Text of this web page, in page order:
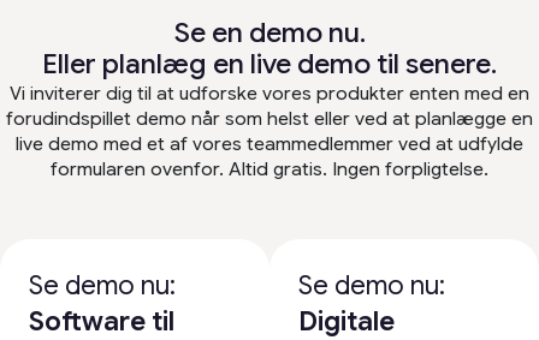
Se en demo nu.
Eller planlæg en live demo til senere.
Vi inviterer dig til at udforske vores produkter enten med en
forudindspillet demo når som helst eller ved at planlægge en
live demo med et af vores teammedlemmer ved at udfylde
formularen ovenfor. Altid gratis. Ingen forpligtelse.
Se demo nu:
Software til
Se demo nu:
Digitale